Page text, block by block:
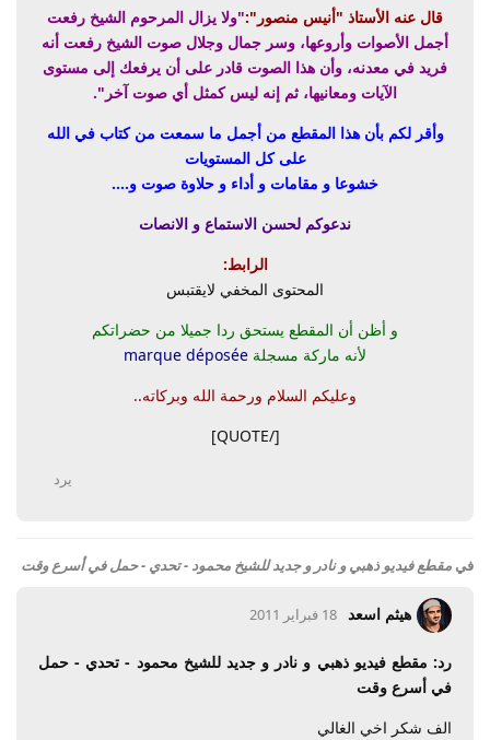
قال عنه الأستاذ "أنيس منصور":"ولا يزال المرحوم الشيخ رفعت
أجمل الأصوات وأروعها، وسر جمال وجلال صوت الشيخ رفعت أنه
فريد في معدنه، وأن هذا الصوت قادر على أن يرفعك إلى مستوى
الآيات ومعانيها، ثم إنه ليس كمثل أي صوت آخر".
وأقر لكم بأن هذا المقطع من أجمل ما سمعت من كتاب في الله
على كل المستويات
خشوعا و مقامات و أداء و حلاوة صوت و....
ندعوكم لحسن الاستماع و الانصات
الرابط:
المحتوى المخفي لايقتبس
و أظن أن المقطع يستحق ردا جميلا من حضراتكم
لأنه ماركة مسجلة marque déposée
وعليكم السلام ورحمة الله وبركاته..
[/QUOTE]
يرد
في مقطع فيديو ذهبي و نادر و جديد للشيخ محمود - تحدي - حمل في أسرع وقت
هيثم اسعد 18 فبراير 2011
رد: مقطع فيديو ذهبي و نادر و جديد للشيخ محمود - تحدي - حمل
في أسرع وقت
الف شكر اخي الغالي